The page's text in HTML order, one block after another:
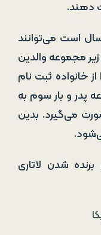
دهند.
که سن آن‌ها بین ‌18 تا 21 سال است می‌توانند
مجموعه والدین
خانواده ثبت نام
پدر و بار سوم به
می‌گیرد. بدین